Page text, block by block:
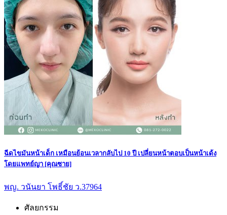
ฉีดไขมันหน้าเด็ก เหมือนย้อนเวลากลับไป 10 ปี เปลี่ยนหน้าตอบเป็นหน้าเด้ง
โดยแพทย์ญา [คุณซาย]
พญ. วนันยา โพธิ์ชัย ว.37964
ศัลยกรรม